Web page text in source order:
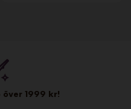
1999 kr!